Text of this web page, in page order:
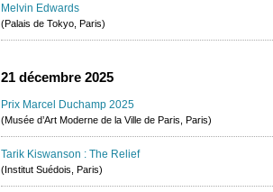
Melvin Edwards
(Palais de Tokyo, Paris)
21 décembre 2025
Prix Marcel Duchamp 2025
(Musée d’Art Moderne de la Ville de Paris, Paris)
Tarik Kiswanson : The Relief
(Institut Suédois, Paris)